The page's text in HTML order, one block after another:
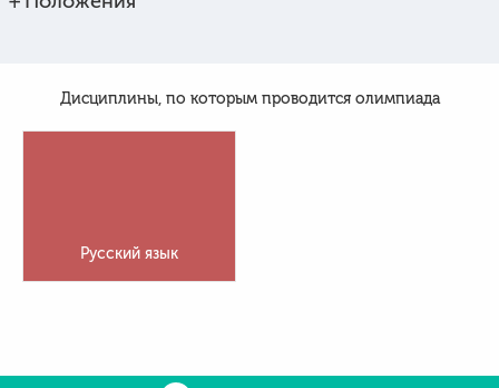
Дисциплины, по которым проводится олимпиада
Русский язык